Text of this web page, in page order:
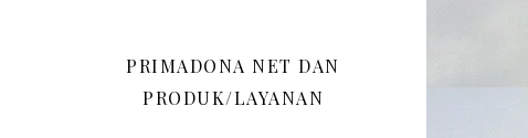
PRIMADONA NET DAN
PRODUK/LAYANAN